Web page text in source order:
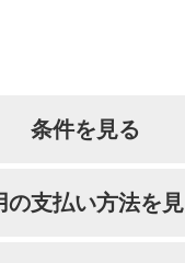
条件を見る
の支払い方法を